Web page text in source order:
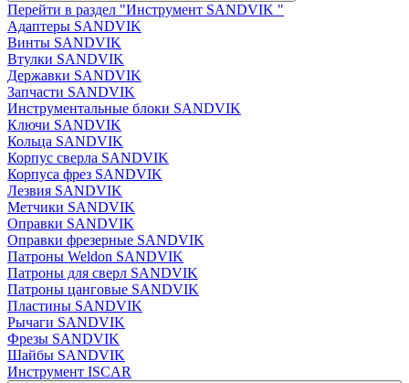
Перейти в раздел "Инструмент SANDVIK "
Адаптеры SANDVIK
Винты SANDVIK
Втулки SANDVIK
Державки SANDVIK
Запчасти SANDVIK
Инструментальные блоки SANDVIK
Ключи SANDVIK
Кольца SANDVIK
Корпус сверла SANDVIK
Корпуса фрез SANDVIK
Лезвия SANDVIK
Метчики SANDVIK
Оправки SANDVIK
Оправки фрезерные SANDVIK
Патроны Weldon SANDVIK
Патроны для сверл SANDVIK
Патроны цанговые SANDVIK
Пластины SANDVIK
Рычаги SANDVIK
Фрезы SANDVIK
Шайбы SANDVIK
Инструмент ISCAR